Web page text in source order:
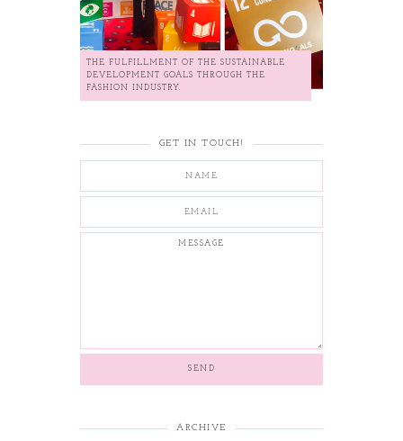
THE FULFILLMENT OF THE SUSTAINABLE
DEVELOPMENT GOALS THROUGH THE
FASHION INDUSTRY.
GET IN TOUCH!
ARCHIVE